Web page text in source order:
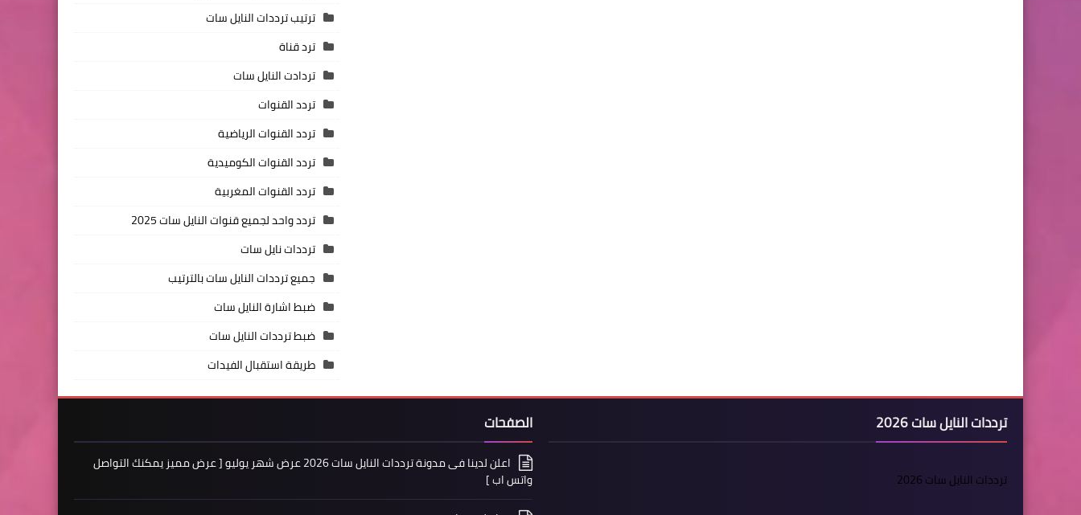
ترتيب ترددات النايل سات
ترد قناة
تردادت النايل سات
تردد القنوات
تردد القنوات الرياضية
تردد القنوات الكوميدية
تردد القنوات المغربية
تردد واحد لجميع قنوات النايل سات 2025
ترددات نايل سات
جميع ترددات النايل سات بالترتيب
ضبط اشارة النايل سات
ضبط ترددات النايل سات
طريقة استقبال الفيدات
ترددات النايل سات 2026
ترددات النايل سات 2026
الصفحات
اعلن لدينا فى مدونة ترددات النايل سات 2026 عرض شهر يوليو [ عرض مميز يمكنك التواصل
واتس اب ]